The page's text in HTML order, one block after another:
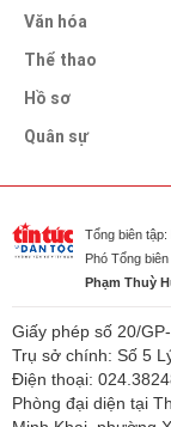
Văn hóa
Thể thao
Hồ sơ
Quân sự
Tổng biên tập:
Phó Tổng biên
Phạm Thuỳ
Giấy phép số 20/
Trụ sở chính: Số 5
Điện thoại:
Phòng đại diện tại